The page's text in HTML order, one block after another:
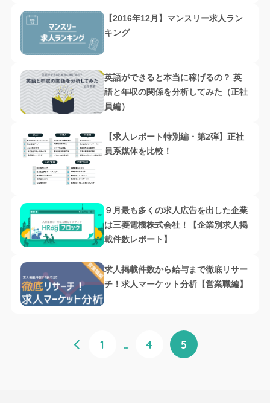
【2016年12月】マンスリー求人ラン
キング
英語ができると本当に稼げるの？ 英
語と年収の関係を分析してみた（正社
員編）
【求人レポート特別編・第2弾】正社
員系媒体を比較！
９月最も多くの求人広告を出した企業
は三菱電機株式会社！【企業別求人掲
載件数レポート】
求人掲載件数から給与まで徹底リサー
チ！求人マーケット分析【営業職編】
1 … 4 5